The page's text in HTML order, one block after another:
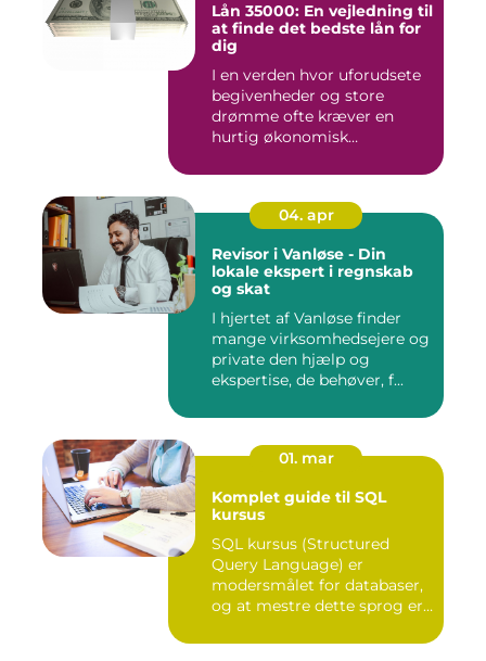
Lån 35000: En vejledning til
at finde det bedste lån for
dig
I en verden hvor uforudsete
begivenheder og store
drømme ofte kræver en
hurtig økonomisk
04. apr
Revisor i Vanløse - Din
lokale ekspert i regnskab
og skat
I hjertet af Vanløse finder
mange virksomhedsejere og
private den hjælp og
ekspertise, de behøver, f...
01. mar
Komplet guide til SQL
kursus
SQL kursus (Structured
Query Language) er
modersmålet for databaser,
og at mestre dette sprog er